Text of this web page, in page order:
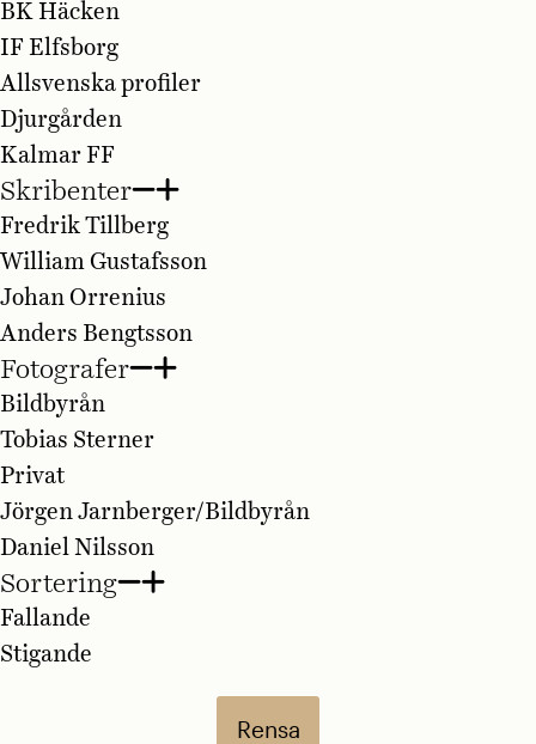
BK Häcken
IF Elfsborg
Allsvenska profiler
Djurgården
Kalmar FF
Skribenter
Fredrik Tillberg
William Gustafsson
Johan Orrenius
Anders Bengtsson
Fotografer
Bildbyrån
Tobias Sterner
Privat
Jörgen Jarnberger/Bildbyrån
Daniel Nilsson
Sortering
Fallande
Stigande
Rensa